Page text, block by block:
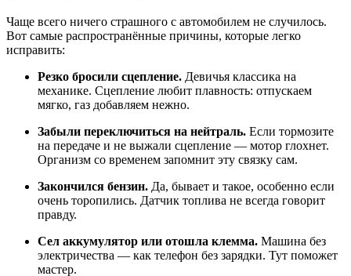
Чаще всего ничего страшного с автомобилем не случилось.
Вот самые распространённые причины, которые легко
исправить:
Резко бросили сцепление. Девичья классика на
механике. Сцепление любит плавность: отпускаем
мягко, газ добавляем нежно.
Забыли переключиться на нейтраль. Если тормозите
на передаче и не выжали сцепление — мотор глохнет.
Организм со временем запомнит эту связку сам.
Закончился бензин. Да, бывает и такое, особенно если
очень торопились. Датчик топлива не всегда говорит
правду.
Сел аккумулятор или отошла клемма. Машина без
электричества — как телефон без зарядки. Тут поможет
мастер.